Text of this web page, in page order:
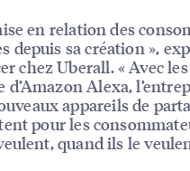
en relation des
depuis sa création »,
chez Uberall. « Avec les
Alexa,
appareils de
pour les
quand ils le